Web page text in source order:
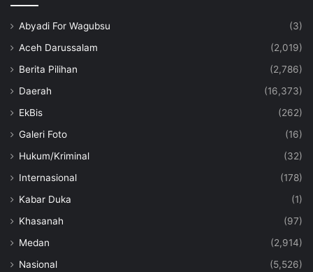
Abyadi For Wagubsu
(3)
Aceh Darussalam
(2,019)
Berita Pilihan
(2,786)
Daerah
(16,373)
EkBis
(262)
Galeri Foto
(16)
Hukum/Kriminal
(32)
Internasional
(178)
Kabar Duka
(1)
Khasanah
(97)
Medan
(2,914)
Nasional
(5,526)